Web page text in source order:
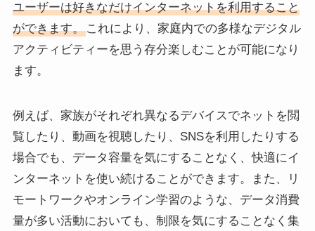
ユーザーは好きなだけインターネットを利用すること
ができます。これにより、家庭内での多様なデジタル
アクティビティーを思う存分楽しむことが可能になり
ます。
例えば、家族がそれぞれ異なるデバイスでネットを閲
覧したり、動画を視聴したり、SNSを利用したりする
場合でも、データ容量を気にすることなく、快適にイ
ンターネットを使い続けることができます。また、リ
モートワークやオンライン学習のような、データ消費
量が多い活動においても、制限を気にすることなく集